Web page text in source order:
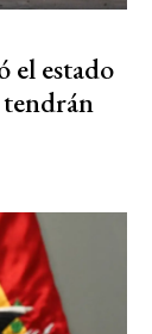
el estado